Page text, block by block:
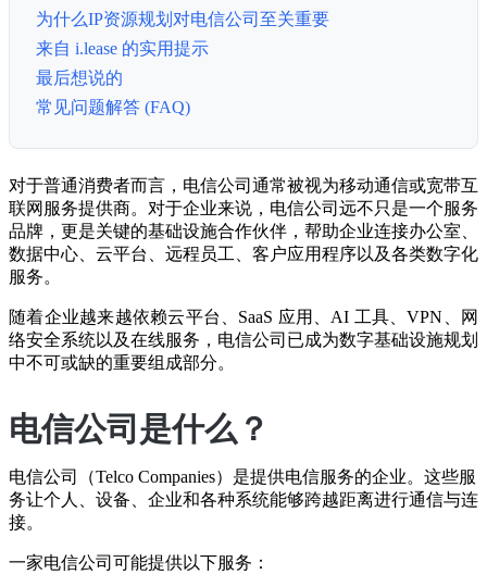
为什么IP资源规划对电信公司至关重要
来自 i.lease 的实用提示
最后想说的
常见问题解答 (FAQ)
对于普通消费者而言，电信公司通常被视为移动通信或宽带互
联网服务提供商。对于企业来说，电信公司远不只是一个服务
品牌，更是关键的基础设施合作伙伴，帮助企业连接办公室、
数据中心、云平台、远程员工、客户应用程序以及各类数字化
服务。
随着企业越来越依赖云平台、SaaS 应用、AI 工具、VPN、网
络安全系统以及在线服务，电信公司已成为数字基础设施规划
中不可或缺的重要组成部分。
电信公司是什么？
电信公司（Telco Companies）是提供电信服务的企业。这些服
务让个人、设备、企业和各种系统能够跨越距离进行通信与连
接。
一家电信公司可能提供以下服务：